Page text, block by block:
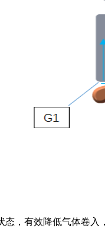
，有效降低气体卷